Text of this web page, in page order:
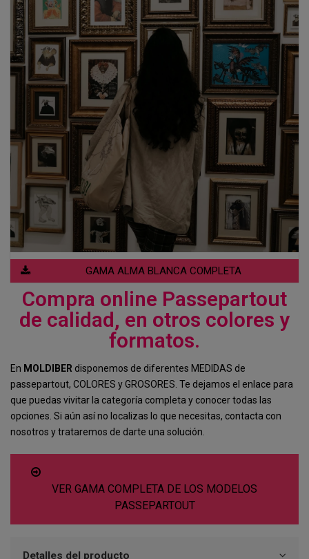
GAMA ALMA BLANCA COMPLETA
Compra online Passepartout
de calidad, en otros colores y
formatos.
En MOLDIBER disponemos de diferentes MEDIDAS de
passepartout, COLORES y GROSORES. Te dejamos el enlace para
que puedas vivitar la categoría completa y conocer todas las
opciones. Si aún así no localizas lo que necesitas, contacta con
nosotros y trataremos de darte una solución.
VER GAMA COMPLETA DE LOS MODELOS
PASSEPARTOUT
Detalles del producto